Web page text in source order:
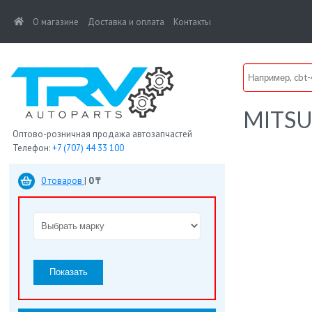
(current)
О магазине Доставка и оплата Контакты
Оптово-розничная продажа автозапчастей
Телефон:+7 (707) 44 33 100
0 товаров | 0 ₸
Показать